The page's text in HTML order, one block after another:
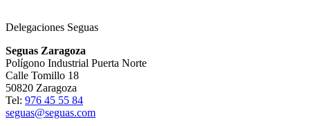
Delegaciones Seguas
Seguas Zaragoza
Polígono Industrial Puerta Norte
Calle Tomillo 18
50820 Zaragoza
Tel: 976 45 55 84
seguas@seguas.com